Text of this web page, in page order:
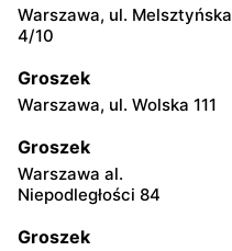
Warszawa, ul. Melsztyńska
4/10
Groszek
Warszawa, ul. Wolska 111
Groszek
Warszawa al.
Niepodległości 84
Groszek